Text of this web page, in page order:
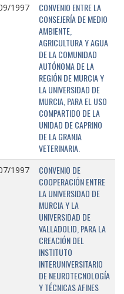
1997
CONVENIO ENTRE LA
CONSEJERÍA DE MEDIO
AMBIENTE,
AGRICULTURA Y AGUA
DE LA COMUNIDAD
AUTÓNOMA DE LA
REGIÓN DE MURCIA Y
LA UNIVERSIDAD DE
MURCIA, PARA EL USO
COMPARTIDO DE LA
UNIDAD DE CAPRINO
DE LA GRANJA
VETERINARIA.
1997
CONVENIO DE
COOPERACIÓN ENTRE
LA UNIVERSIDAD DE
MURCIA Y LA
UNIVERSIDAD DE
VALLADOLID, PARA LA
CREACIÓN DEL
INSTITUTO
INTERUNIVERSITARIO
DE NEUROTECNOLOGÍA
Y TÉCNICAS AFINES